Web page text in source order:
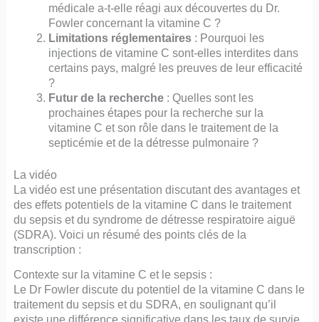
médicale a-t-elle réagi aux découvertes du Dr.
Fowler concernant la vitamine C ?
Limitations réglementaires : Pourquoi les
injections de vitamine C sont-elles interdites dans
certains pays, malgré les preuves de leur efficacité
?
Futur de la recherche : Quelles sont les
prochaines étapes pour la recherche sur la
vitamine C et son rôle dans le traitement de la
septicémie et de la détresse pulmonaire ?
La vidéo
La vidéo est une présentation discutant des avantages et
des effets potentiels de la vitamine C dans le traitement
du sepsis et du syndrome de détresse respiratoire aiguë
(SDRA). Voici un résumé des points clés de la
transcription :
Contexte sur la vitamine C et le sepsis :
Le Dr Fowler discute du potentiel de la vitamine C dans le
traitement du sepsis et du SDRA, en soulignant qu’il
existe une différence significative dans les taux de survie